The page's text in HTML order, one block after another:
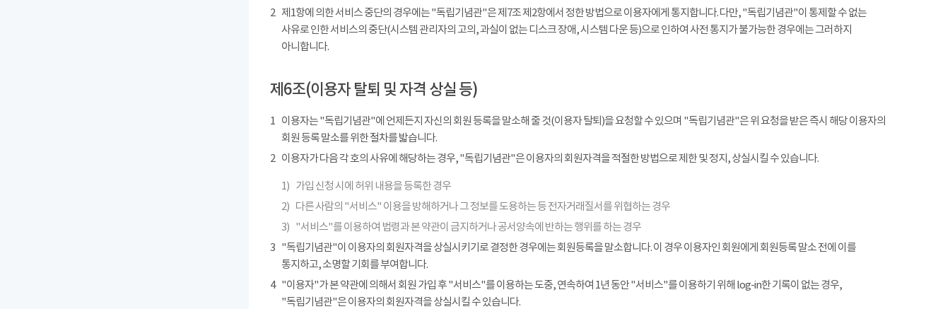
2 제1항에 의한 서비스 중단의 경우에는 "독립기념관"은 제7조 제2항에서 정한 방법으로 이용자에게 통지합니다. 다만, "독립기념관"이 통제할 수 없는
사유로 인한 서비스의 중단(시스템 관리자의 고의, 과실이 없는 디스크 장애, 시스템 다운 등)으로 인하여 사전 통지가 불가능한 경우에는 그러하지
아니합니다.
제6조(이용자 탈퇴 및 자격 상실 등)
1 이용자는 "독립기념관"에 언제든지 자신의 회원 등록을 말소해 줄 것(이용자 탈퇴)을 요청할 수 있으며 "독립기념관"은 위 요청을 받은 즉시 해당 이용자의
회원 등록 말소를 위한 절차를 밟습니다.
2 이용자가 다음 각 호의 사유에 해당하는 경우, "독립기념관"은 이용자의 회원자격을 적절한 방법으로 제한 및 정지, 상실시킬 수 있습니다.
1) 가입 신청 시에 허위 내용을 등록한 경우
2) 다른 사람의 "서비스" 이용을 방해하거나 그 정보를 도용하는 등 전자거래질서를 위협하는 경우
3) "서비스"를 이용하여 법령과 본 약관이 금지하거나 공서양속에 반하는 행위를 하는 경우
3 "독립기념관"이 이용자의 회원자격을 상실시키기로 결정한 경우에는 회원등록을 말소합니다. 이 경우 이용자인 회원에게 회원등록 말소 전에 이를
통지하고, 소명할 기회를 부여합니다.
4
"이용자"가 본 약관에 의해서 회원 가입 후 "서비스"를 이용하는 도중, 연속하여 1년 동안 "서비스"를 이용하기 위해 log-in한 기록이 없는 경우,
"독립기념관"은 이용자의 회원자격을 상실시킬 수 있습니다.